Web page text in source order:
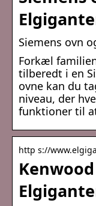
Siemens ovn
Forkæl
tilberedt i en
ovne kan du
niveau, der
funktioner til
http s://